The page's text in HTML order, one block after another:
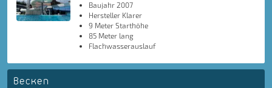
Baujahr 2007
Hersteller Klarer
9 Meter Starthöhe
85 Meter lang
Flachwasserauslauf
Becken